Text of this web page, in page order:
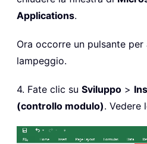
Applications.
Ora occorre un pulsante
lampeggio.
4. Fate clic su Sviluppo >
(controllo modulo). Vedere